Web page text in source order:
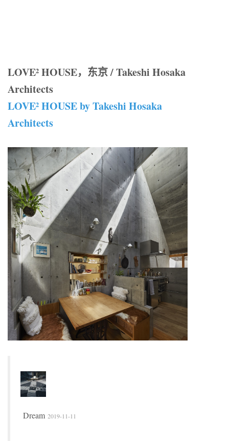
LOVE² HOUSE，东京 / Takeshi Hosaka
Architects
LOVE² HOUSE by Takeshi Hosaka
Architects
Dream 2019-11-11